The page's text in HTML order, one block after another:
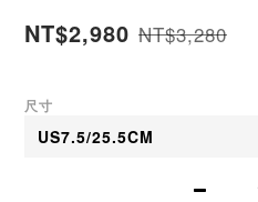
NT$2,980 NT$3,280
尺寸